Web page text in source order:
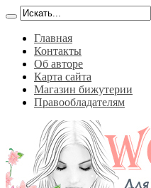
Главная
Контакты
Об авторе
Карта сайта
Магазин бижутерии
Правообладателям